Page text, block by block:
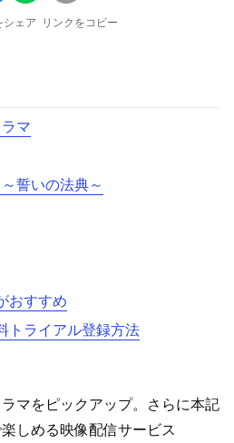
シェア リンクをコピー
マ
誓いの法典～
おすすめ
トライアル登録方法
マをピックアップ。さらに本記
しめる映像配信サービス